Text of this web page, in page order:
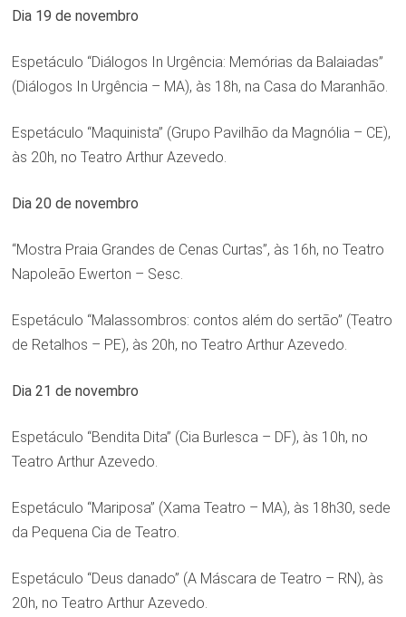
Dia 19 de novembro
Espetáculo “Diálogos In Urgência: Memórias da Balaiadas”
(Diálogos In Urgência – MA), às 18h, na Casa do Maranhão.
Espetáculo “Maquinista” (Grupo Pavilhão da Magnólia – CE),
às 20h, no Teatro Arthur Azevedo.
Dia 20 de novembro
“Mostra Praia Grandes de Cenas Curtas”, às 16h, no Teatro
Napoleão Ewerton – Sesc.
Espetáculo “Malassombros: contos além do sertão” (Teatro
de Retalhos – PE), às 20h, no Teatro Arthur Azevedo.
Dia 21 de novembro
Espetáculo “Bendita Dita” (Cia Burlesca – DF), às 10h, no
Teatro Arthur Azevedo.
Espetáculo “Mariposa” (Xama Teatro – MA), às 18h30, sede
da Pequena Cia de Teatro.
Espetáculo “Deus danado” (A Máscara de Teatro – RN), às
20h, no Teatro Arthur Azevedo.